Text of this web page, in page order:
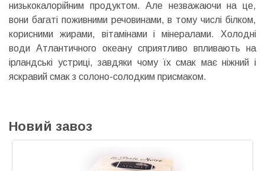
низькокалорійним продуктом. Але незважаючи на це,
вони багаті поживними речовинами, в тому числі білком,
корисними жирами, вітамінами і мінералами. Холодні
води Атлантичного океану сприятливо впливають на
ірландські устриці, завдяки чому їх смак має ніжний і
яскравий смак з солоно-солодким присмаком.
Новий завоз